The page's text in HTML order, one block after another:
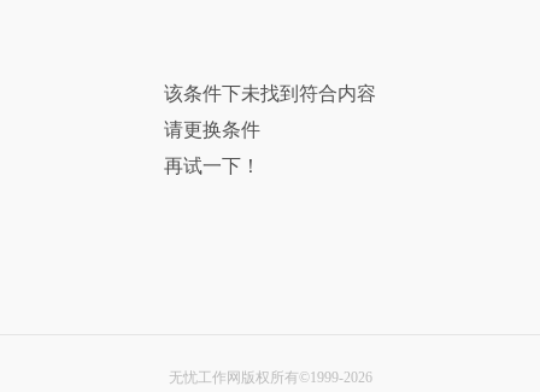
该条件下未找到符合内容
请更换条件
再试一下！
无忧工作网版权所有©1999-2026